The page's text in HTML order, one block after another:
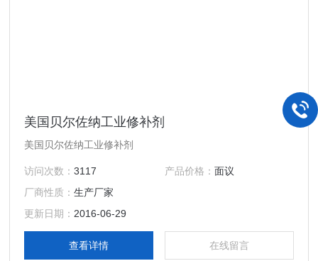
美国贝尔佐纳工业修补剂
美国贝尔佐纳工业修补剂
访问次数：3117 产品价格： 面议
厂商性质：生产厂家
更新日期： 2016-06-29
查看详情 在线留言